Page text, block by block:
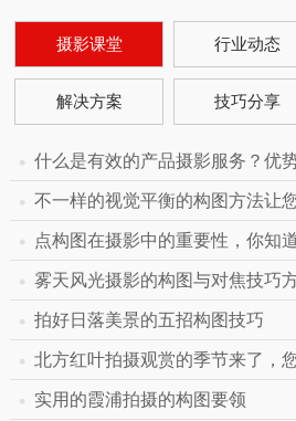
摄影课堂 行业动态
解决方案 技巧分享
什么是有效的产品摄影服务？优
不一样的视觉平衡的构图方法让
点构图在摄影中的重要性，你知
雾天风光摄影的构图与对焦技巧
拍好日落美景的五招构图技巧
北方红叶拍摄观赏的季节来了，
实用的霞浦拍摄的构图要领